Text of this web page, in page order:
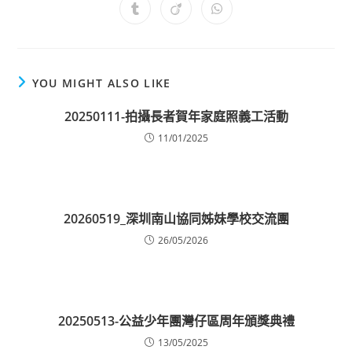
YOU MIGHT ALSO LIKE
20250111-拍攝長者賀年家庭照義工活動
11/01/2025
20260519_深圳南山協同姊妹學校交流團
26/05/2026
20250513-公益少年團灣仔區周年頒獎典禮
13/05/2025